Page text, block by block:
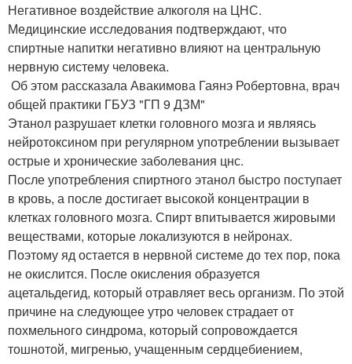
Негативное воздействие алкоголя на ЦНС.
Медицинские исследования подтверждают, что
спиртные напитки негативно влияют на центральную
нервную систему человека.
‍ Об этом рассказала Авакимова Гаянэ Робертовна, врач
общей практики ГБУЗ "ГП 9 ДЗМ"
Этанол разрушает клетки головного мозга и являясь
нейротоксином при регулярном употреблении вызывает
острые и хронические заболевания цнс.
После употребления спиртного этанол быстро поступает
в кровь, а после достигает высокой концентрации в
клетках головного мозга. Спирт впитывается жировыми
веществами, которые локализуются в нейронах.
Поэтому яд остается в нервной системе до тех пор, пока
не окислится. После окисления образуется
ацетальдегид, который отравляет весь организм. По этой
причине на следующее утро человек страдает от
похмельного синдрома, который сопровождается
тошнотой, мигренью, учащенным сердцебиением,